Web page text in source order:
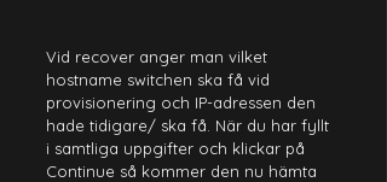
Vid recover anger man vilket
hostname switchen ska få vid
provisionering och IP-adressen den
hade tidigare/ ska få. När du har fyllt
i samtliga uppgifter och klickar på
Continue så kommer den nu hämta